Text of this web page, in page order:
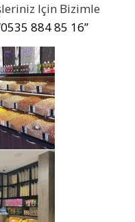
Için Bizimle
884 85 16”